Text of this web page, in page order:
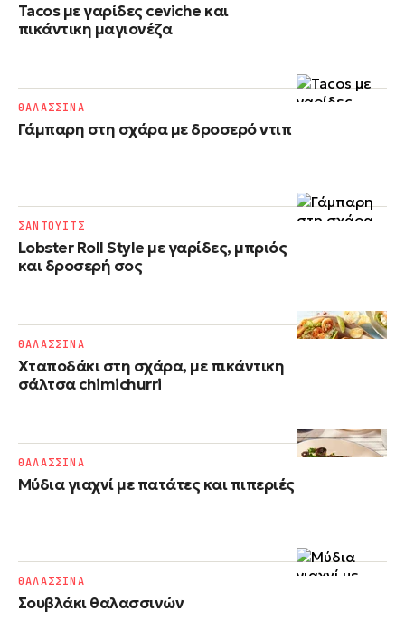
Tacos με γαρίδες ceviche και
πικάντικη μαγιονέζα
Γάμπαρη στη σχάρα με δροσερό ντιπ
ΘΑΛΑΣΣΙΝΑ
Lobster Roll Style με γαρίδες, μπριός
και δροσερή σος
ΣΑΝΤΟΥΙΤΣ
Χταποδάκι στη σχάρα, με πικάντικη
σάλτσα chimichurri
ΘΑΛΑΣΣΙΝΑ
Μύδια γιαχνί με πατάτες και πιπεριές
ΘΑΛΑΣΣΙΝΑ
Σουβλάκι θαλασσινών
ΘΑΛΑΣΣΙΝΑ